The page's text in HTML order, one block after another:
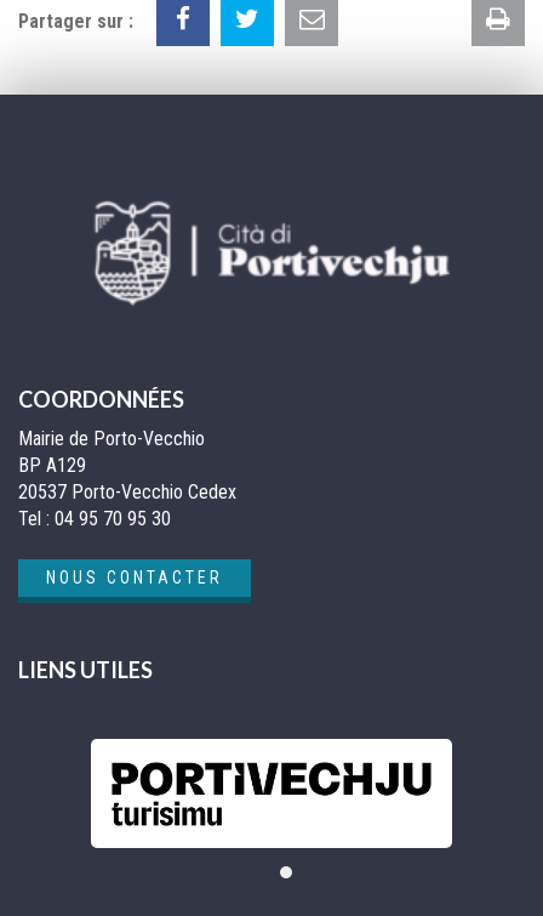
Partager sur :
la
COORDONNÉES
Mairie de Porto-Vecchio
BP A129
20537 Porto-Vecchio Cedex
Tel : 04 95 70 95 30
NOUS CONTACTER
LIENS UTILES